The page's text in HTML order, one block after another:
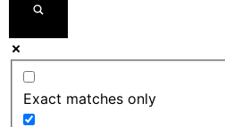
Exact matches only